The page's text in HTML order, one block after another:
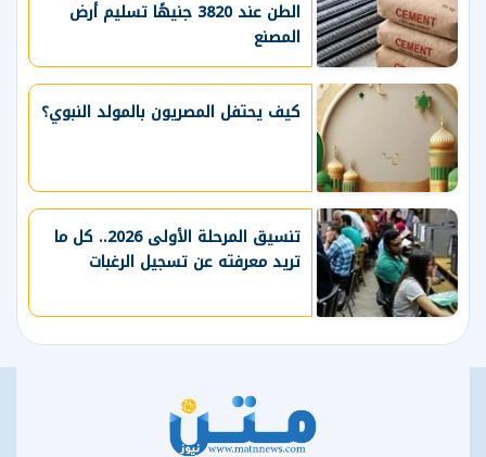
الطن عند 3820 جنيهًا تسليم أرض
المصنع
كيف يحتفل المصريون بالمولد النبوي؟
تنسيق المرحلة الأولى 2026.. كل ما
تريد معرفته عن تسجيل الرغبات